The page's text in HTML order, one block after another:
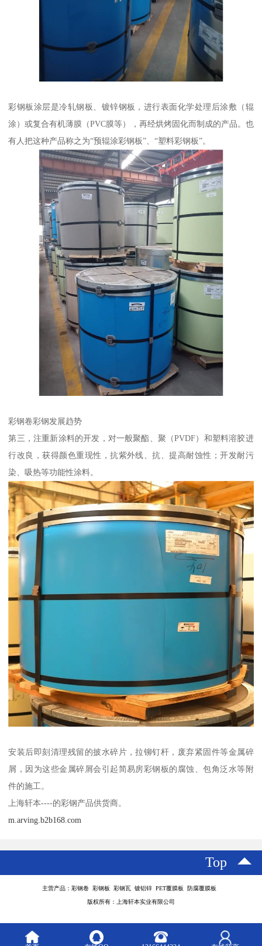
彩钢板涂层是冷轧钢板、镀锌钢板，进行表面化学处理后涂敷（辊
涂）或复合有机薄膜（PVC膜等），再经烘烤固化而制成的产品。也
有人把这种产品称之为“预辊涂彩钢板”、“塑料彩钢板”。
彩钢卷彩钢发展趋势
第三，注重新涂料的开发，对一般聚酯、聚（PVDF）和塑料溶胶进
行改良，获得颜色重现性，抗紫外线、抗、提高耐蚀性；开发耐污
染、吸热等功能性涂料。
安装后即刻清理残留的披水碎片，拉铆钉杆，废弃紧固件等金属碎
屑，因为这些金属碎屑会引起简易房彩钢板的腐蚀、包角泛水等附
件的施工。
上海轩本----的彩钢产品供货商。
m.arving.b2b168.com
Top
主营产品：彩钢卷 彩钢板 彩钢瓦 镀铝锌 PET覆膜板 防腐覆膜板
版权所有：上海轩本实业有限公司